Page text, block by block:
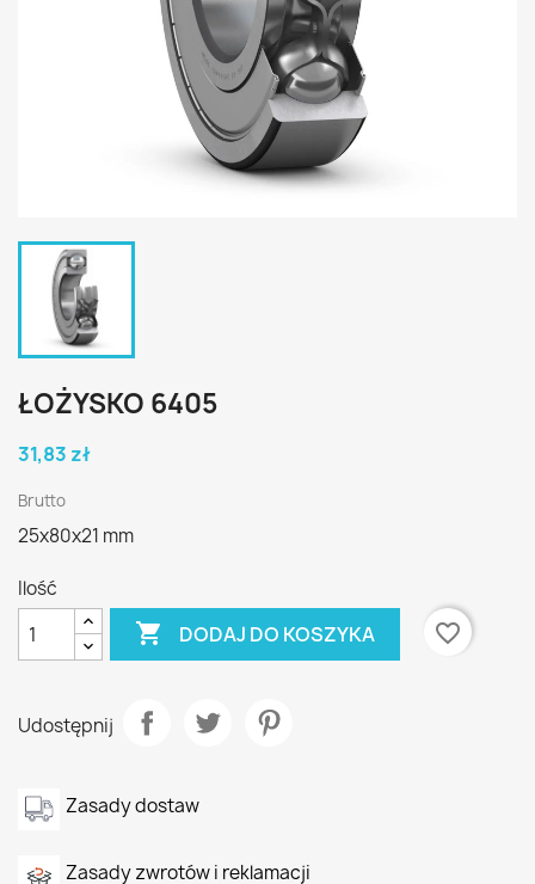
ŁOŻYSKO 6405
31,83 zł
Brutto
25x80x21 mm
Ilość
 DODAJ DO KOSZYKA favorite_border
Udostępnij
Zasady dostaw
Zasady zwrotów i reklamacji